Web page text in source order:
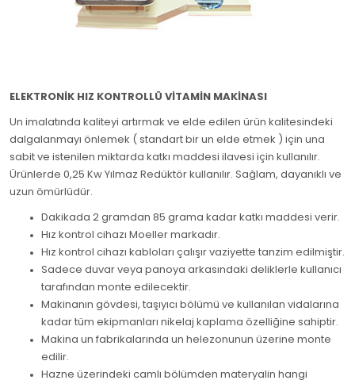
ELEKTRONİK HIZ KONTROLLÜ VİTAMİN MAKİNASI
Un imalatında kaliteyi artırmak ve elde edilen ürün kalitesindeki
dalgalanmayı önlemek ( standart bir un elde etmek ) için una
sabit ve istenilen miktarda katkı maddesi ilavesi için kullanılır.
Ürünlerde 0,25 Kw Yılmaz Redüktör kullanılır. Sağlam, dayanıklı ve
uzun ömürlüdür.
Dakikada 2 gramdan 85 grama kadar katkı maddesi verir.
Hız kontrol cihazı Moeller markadır.
Hız kontrol cihazı kabloları çalışır vaziyette tanzim edilmiştir.
Sadece duvar veya panoya arkasındaki deliklerle kullanıcı
tarafından monte edilecektir.
Makinanın gövdesi, taşıyıcı bölümü ve kullanılan vidalarına
kadar tüm ekipmanları nikelaj kaplama özelliğine sahiptir.
Makina un fabrikalarında un helezonunun üzerine monte
edilir.
Hazne üzerindeki camlı bölümden materyalin hangi